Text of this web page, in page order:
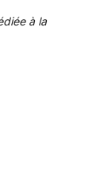
à la